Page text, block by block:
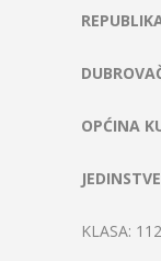
OPĆINA
KLASA: